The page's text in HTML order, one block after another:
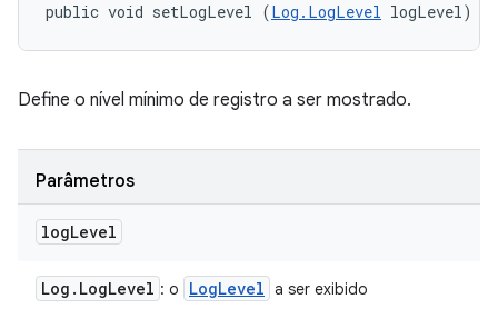
public void setLogLevel (Log.LogLevel logLevel)
Define o nível mínimo de registro a ser mostrado.
Parâmetros
logLevel
Log . LogLevel : o LogLevel a ser exibido